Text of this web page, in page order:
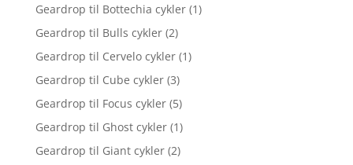
Geardrop til Bottechia cykler (1)
Geardrop til Bulls cykler (2)
Geardrop til Cervelo cykler (1)
Geardrop til Cube cykler (3)
Geardrop til Focus cykler (5)
Geardrop til Ghost cykler (1)
Geardrop til Giant cykler (2)